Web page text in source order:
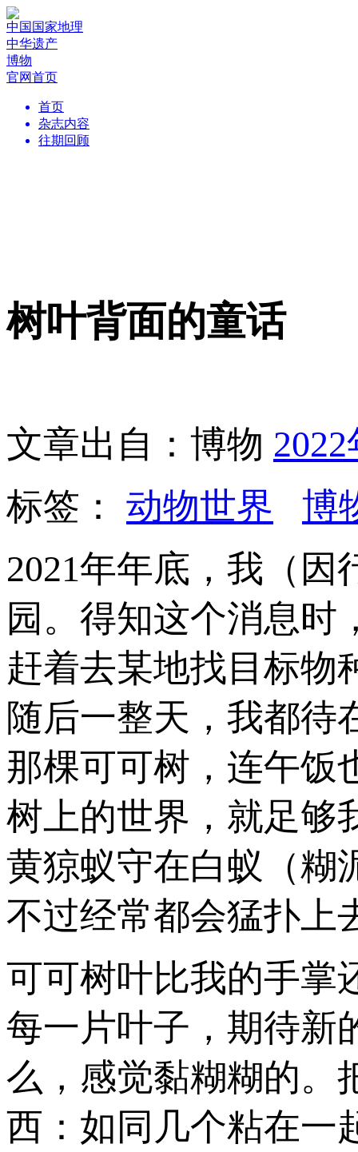
中国国家地理
中华遗产
博物
官网首页
首页
杂志内容
往期回顾
树叶背面的童话
文章出自：博物
标签： 动物世界
博
2021年年底，我（
园。得知这个消息
赶着去某地找目标物
随后一整天，我都待
那棵可可树，连午饭
树上的世界，就足够
黄猄蚁守在白蚁（糊
不过经常都会猛扑
可可树叶比我的手掌
每一片叶子，期待新
么，感觉黏糊糊的。
西：如同几个粘在一